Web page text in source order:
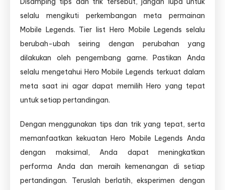
selalu mengikuti perkembangan meta permainan
Mobile Legends. Tier list Hero Mobile Legends selalu
berubah-ubah seiring dengan perubahan yang
dilakukan oleh pengembang game. Pastikan Anda
selalu mengetahui Hero Mobile Legends terkuat dalam
meta saat ini agar dapat memilih Hero yang tepat
untuk setiap pertandingan.
Dengan menggunakan tips dan trik yang tepat, serta
memanfaatkan kekuatan Hero Mobile Legends Anda
dengan maksimal, Anda dapat meningkatkan
performa Anda dan meraih kemenangan di setiap
pertandingan. Teruslah berlatih, eksperimen dengan